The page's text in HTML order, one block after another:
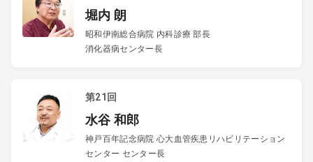
堀内 朗
昭和伊南総合病院 内科診療 部長
消化器病センター長
第21回
水谷 和郎
神戸百年記念病院 心大血管疾患リハビリテーション
センター センター長